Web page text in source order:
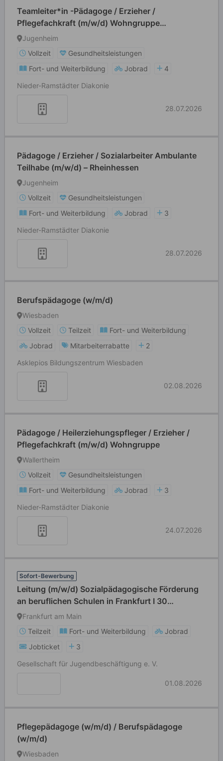
Teamleiter*in -Pädagoge / Erzieher /
Pflegefachkraft (m/w/d) Wohngruppe
Eingliederungshilfe
Jugenheim
Vollzeit
Gesundheitsleistungen
Fort- und Weiterbildung
Jobrad
4
Nieder-Ramstädter Diakonie
28.07.2026
Pädagoge / Erzieher / Sozialarbeiter Ambulante
Teilhabe (m/w/d) – Rheinhessen
Jugenheim
Vollzeit
Gesundheitsleistungen
Fort- und Weiterbildung
Jobrad
3
Nieder-Ramstädter Diakonie
28.07.2026
Berufspädagoge (w/m/d)
Wiesbaden
Vollzeit
Teilzeit
Fort- und Weiterbildung
Jobrad
Mitarbeiterrabatte
2
Asklepios Bildungszentrum Wiesbaden
02.08.2026
Pädagoge / Heilerziehungspfleger / Erzieher /
Pflegefachkraft (m/w/d) Wohngruppe
Wallertheim
Vollzeit
Gesundheitsleistungen
Fort- und Weiterbildung
Jobrad
3
Nieder-Ramstädter Diakonie
24.07.2026
Sofort-Bewerbung
Leitung (m/w/d) Sozialpädagogische Förderung
an beruflichen Schulen in Frankfurt I 30
Std/Woche
Frankfurt am Main
Teilzeit
Fort- und Weiterbildung
Jobrad
Jobticket
3
Gesellschaft für Jugendbeschäftigung e. V.
01.08.2026
Pflegepädagoge (w/m/d) / Berufspädagoge
(w/m/d)
Wiesbaden